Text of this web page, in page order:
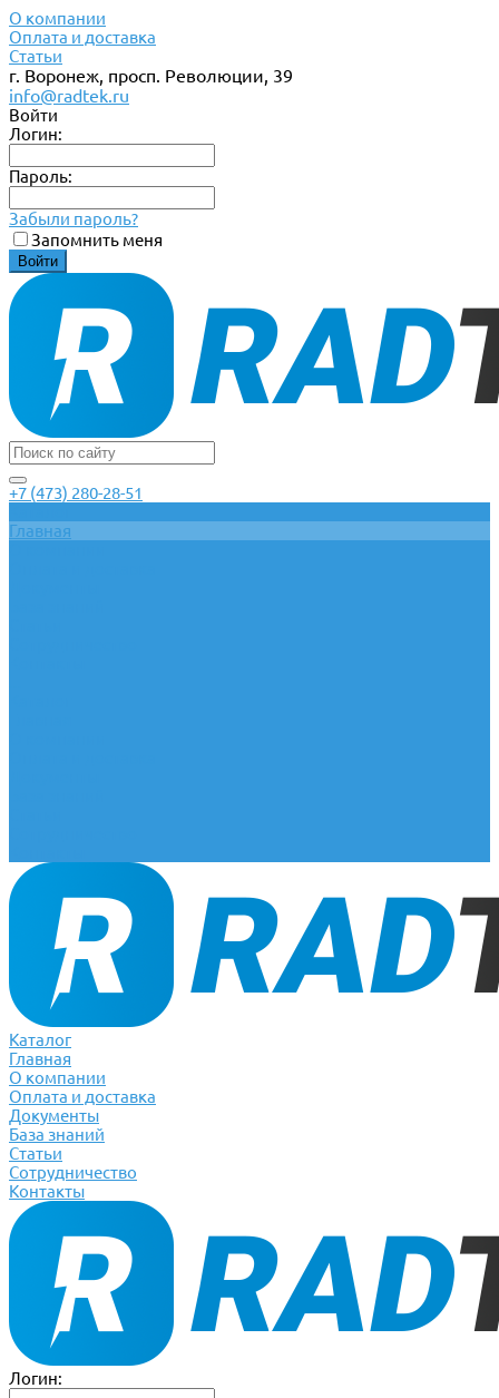
О компании
Оплата и доставка
Статьи
г. Воронеж, просп. Революции, 39
info@radtek.ru
Войти
Логин:
Пароль:
Забыли пароль?
Запомнить меня
+7 (473) 280-28-51
Главная
Каталог
Главная
О компании
Оплата и доставка
Документы
База знаний
Статьи
Сотрудничество
Контакты
Логин: